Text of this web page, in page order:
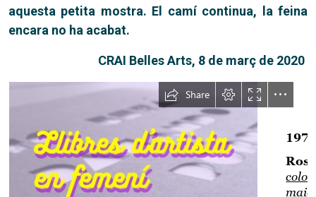
aquesta petita mostra. El camí continua, la feina
encara no ha acabat.
CRAI Belles Arts, 8 de març de 2020